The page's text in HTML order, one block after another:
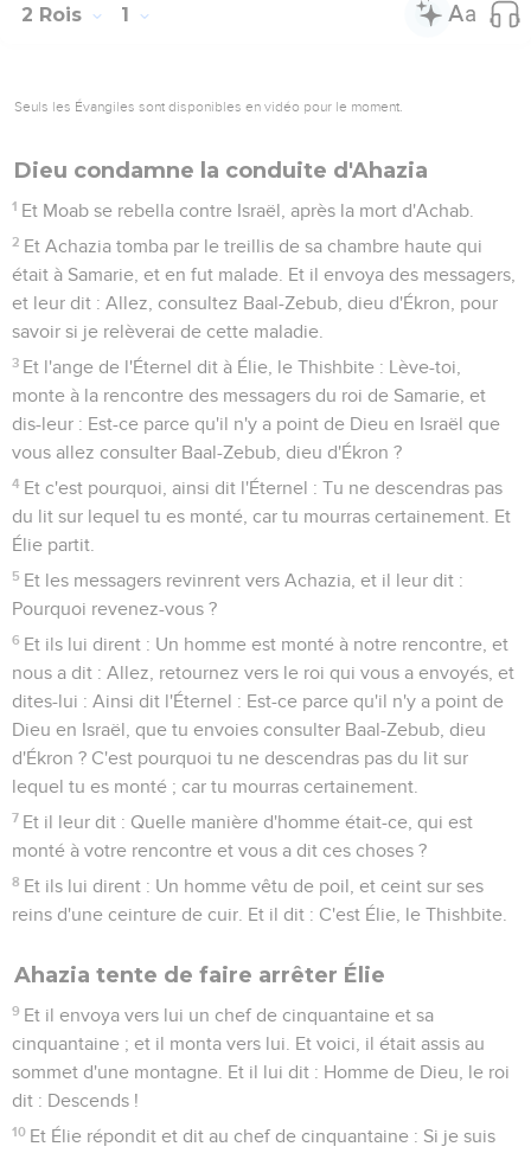
2 Rois 1
Seuls les Évangiles sont disponibles en vidéo pour le moment.
Dieu condamne la conduite d'Ahazia
1 Et Moab se rebella contre Israël, après la mort d'Achab.
2 Et Achazia tomba par le treillis de sa chambre haute qui
était à Samarie, et en fut malade. Et il envoya des messagers,
et leur dit : Allez, consultez Baal-Zebub, dieu d'Ékron, pour
savoir si je relèverai de cette maladie.
3 Et l'ange de l'Éternel dit à Élie, le Thishbite : Lève-toi,
monte à la rencontre des messagers du roi de Samarie, et
dis-leur : Est-ce parce qu'il n'y a point de Dieu en Israël que
vous allez consulter Baal-Zebub, dieu d'Ékron ?
4 Et c'est pourquoi, ainsi dit l'Éternel : Tu ne descendras pas
du lit sur lequel tu es monté, car tu mourras certainement. Et
Élie partit.
5 Et les messagers revinrent vers Achazia, et il leur dit :
Pourquoi revenez-vous ?
6 Et ils lui dirent : Un homme est monté à notre rencontre, et
nous a dit : Allez, retournez vers le roi qui vous a envoyés, et
dites-lui : Ainsi dit l'Éternel : Est-ce parce qu'il n'y a point de
Dieu en Israël, que tu envoies consulter Baal-Zebub, dieu
d'Ékron ? C'est pourquoi tu ne descendras pas du lit sur
lequel tu es monté ; car tu mourras certainement.
7 Et il leur dit : Quelle manière d'homme était-ce, qui est
monté à votre rencontre et vous a dit ces choses ?
8 Et ils lui dirent : Un homme vêtu de poil, et ceint sur ses
reins d'une ceinture de cuir. Et il dit : C'est Élie, le Thishbite.
Ahazia tente de faire arrêter Élie
9 Et il envoya vers lui un chef de cinquantaine et sa
cinquantaine ; et il monta vers lui. Et voici, il était assis au
sommet d'une montagne. Et il lui dit : Homme de Dieu, le roi
dit : Descends !
10 Et Élie répondit et dit au chef de cinquantaine : Si je suis